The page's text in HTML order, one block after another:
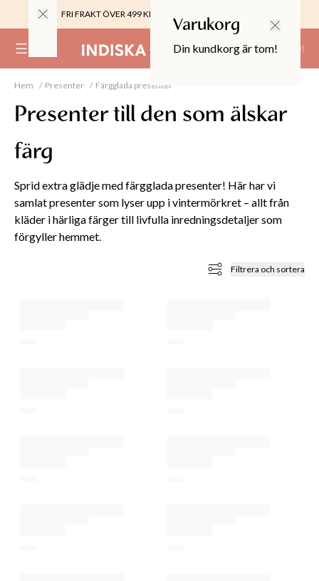
FRI FRAKT ÖVER 499 KR |
PANTS
0)
Varukorg
Din kundkorg är tom!
Hem Presenter Färgglada presenter
Presenter till den som älskar
färg
Sprid extra glädje med färgglada presenter! Här har vi
samlat presenter som lyser upp i vintermörkret – allt från
kläder i härliga färger till livfulla inredningsdetaljer som
förgyller hemmet.
Filtrera och sortera